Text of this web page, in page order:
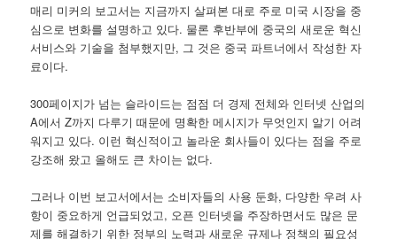
매리 미커의 보고서는 지금까지 살펴본 대로 주로 미국 시장을 중
심으로 변화를 설명하고 있다. 물론 후반부에 중국의 새로운 혁신
서비스와 기술을 첨부했지만, 그 것은 중국 파트너에서 작성한 자
료이다.
300페이지가 넘는 슬라이드는 점점 더 경제 전체와 인터넷 산업의
A에서 Z까지 다루기 때문에 명확한 메시지가 무엇인지 알기 어려
워지고 있다. 이런 혁신적이고 놀라운 회사들이 있다는 점을 주로
강조해 왔고 올해도 큰 차이는 없다.
그러나 이번 보고서에서는 소비자들의 사용 둔화, 다양한 우려 사
항이 중요하게 언급되었고, 오픈 인터넷을 주장하면서도 많은 문
제를 해결하기 위한 정부의 노력과 새로운 규제나 정책의 필요성